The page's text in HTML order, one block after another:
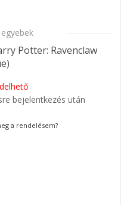
Potter: Ravenclaw
bejelentkezés után
a rendelésem?